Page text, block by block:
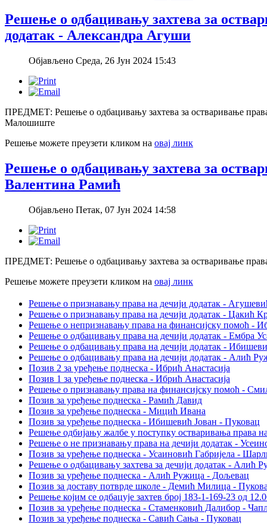
Решење о одбацивању захтева за
додатак - Александра Агуши
Објављено Среда, 26 Јун 2024 15:43
ПРЕДМЕТ: Решење о одбацивању захтева за остваривање
Малошиште
Решење можете преузети кликом на овај линк
Решење о одбацивању захтева за
Валентина Рамић
Објављено Петак, 07 Јун 2024 14:58
ПРЕДМЕТ: Решење о одбацивању захтева за остваривање
Решење можете преузети кликом на овај линк
Решење о признавању права на дечији додатак -
Решење о признавању права на дечији додатак - Цакић
Решење о непризнавању права на финансијску помоћ -
Решење о одбацивању права на дечији додатак - Ембра
Решење о одбацивању права на дечији додатак -
Решење о одбацивању права на дечији додатак - Алић
Позив 2 за уређење поднеска - Ибрић Анастасија
Позив 1 за уређење поднеска - Ибрић Анастасија
Решење о признавању права на финансијску помоћ -
Позив за уређење поднеска - Рамић Давид
Позив за уређење поднеска - Мицић Ивана
Позив за уређење поднеска - Ибишевић Јован - Пуковац
Решење одбијању жалбе у поступку остваривања права
Решење о не признавању права на дечији додатак -
Позив за уређење поднеска - Усаиновић Габријела -
Решење о одбацивању захтева за дечији додатак - Алић
Позив за уређење поднеска - Алић Ружица - Дољевац
Позив за доставу потврде школе - Демић Милица -
Решење којим се одбацује захтев број 183-1-169-23 од
Позив за уређење поднеска - Стаменковић Далибор -
Позив за уређење поднеска - Савић Сања - Пуковац